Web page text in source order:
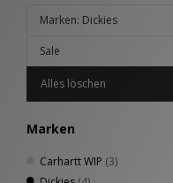
Marken: Dickies
Sale
Alles löschen
Marken
Carhartt WIP (3)